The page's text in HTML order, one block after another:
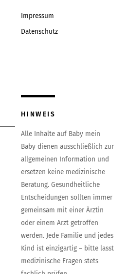
Impressum
Datenschutz
HINWEIS
Alle Inhalte auf Baby mein
Baby dienen ausschließlich zur
allgemeinen Information und
ersetzen keine medizinische
Beratung. Gesundheitliche
Entscheidungen sollten immer
gemeinsam mit einer Ärztin
oder einem Arzt getroffen
werden. Jede Familie und jedes
Kind ist einzigartig – bitte lasst
medizinische Fragen stets